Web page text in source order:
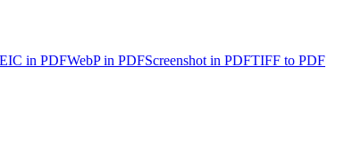
in PDFWebP in PDFScreenshot in PDFTIFF to PDF